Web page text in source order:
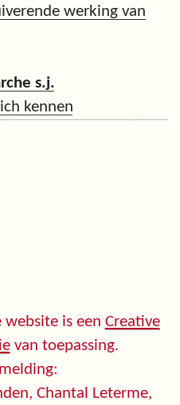
werking van
s.j.
kennen
website is een Creative
van toepassing.
Chantal Leterme,